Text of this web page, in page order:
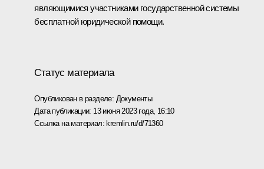
являющимися участниками государственной системы
бесплатной юридической помощи.
Статус материала
Опубликован в разделе: Документы
Дата публикации: 13 июня 2023 года, 16:10
Ссылка на материал: kremlin.ru/d/71360